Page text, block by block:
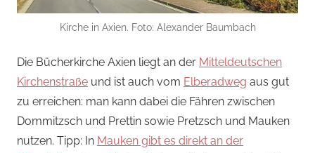
Kirche in Axien. Foto: Alexander Baumbach
Die Bücherkirche Axien liegt an der Mitteldeutschen
Kirchenstraße und ist auch vom Elberadweg aus gut
zu erreichen: man kann dabei die Fähren zwischen
Dommitzsch und Prettin sowie Pretzsch und Mauken
nutzen. Tipp: In Mauken gibt es direkt an der